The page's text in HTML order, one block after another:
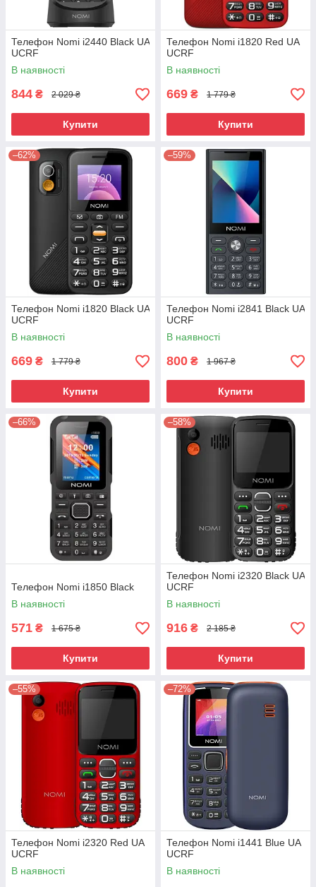
Телефон Nomi i2440 Black UA
UCRF
В наявності
844 ₴ 2 029 ₴
Купити
Телефон Nomi i1820 Red UA
UCRF
В наявності
669 ₴ 1 779 ₴
Купити
–62%
Телефон Nomi i1820 Black UA
UCRF
В наявності
669 ₴ 1 779 ₴
Купити
–59%
Телефон Nomi i2841 Black UA
UCRF
В наявності
800 ₴ 1 967 ₴
Купити
–66%
Телефон Nomi i1850 Black
В наявності
571 ₴ 1 675 ₴
Купити
–58%
Телефон Nomi i2320 Black UA
UCRF
В наявності
916 ₴ 2 185 ₴
Купити
–55%
Телефон Nomi i2320 Red UA
UCRF
В наявності
–72%
Телефон Nomi i1441 Blue UA
UCRF
В наявності